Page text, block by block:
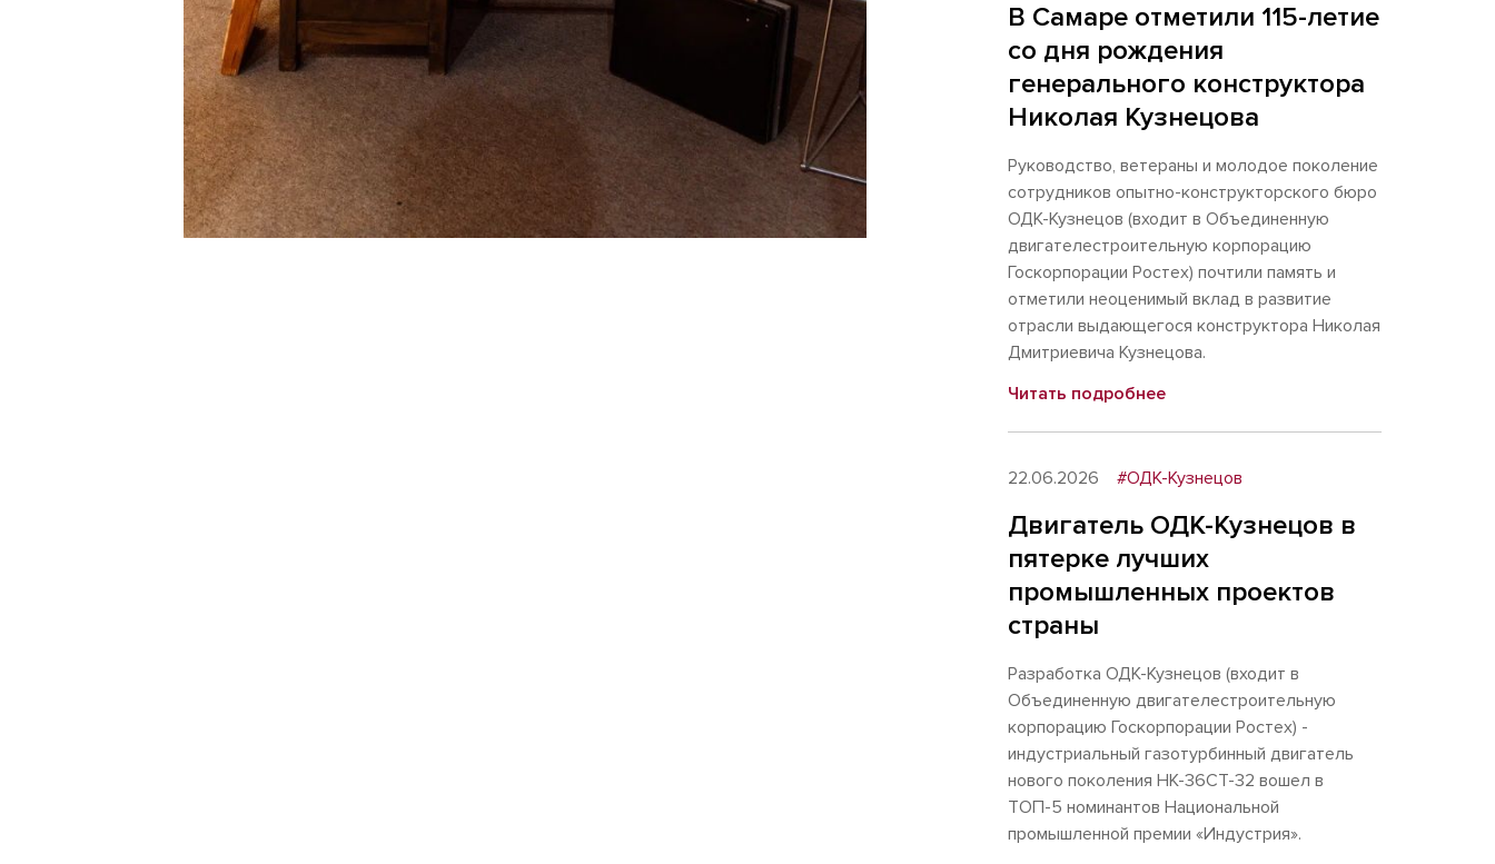
В Самаре отметили 115-летие
со дня рождения
генерального конструктора
Николая Кузнецова
Руководство, ветераны и молодое поколение
сотрудников опытно-конструкторского бюро
ОДК-Кузнецов (входит в Объединенную
двигателестроительную корпорацию
Госкорпорации Ростех) почтили память и
отметили неоценимый вклад в развитие
отрасли выдающегося конструктора Николая
Дмитриевича Кузнецова.
Читать подробнее
22.06.2026 #ОДК-Кузнецов
Двигатель ОДК-Кузнецов в
пятерке лучших
промышленных проектов
страны
Разработка ОДК-Кузнецов (входит в
Объединенную двигателестроительную
корпорацию Госкорпорации Ростех) -
индустриальный газотурбинный двигатель
нового поколения НК-36СТ-32 вошел в
ТОП-5 номинантов Национальной
промышленной премии «Индустрия».